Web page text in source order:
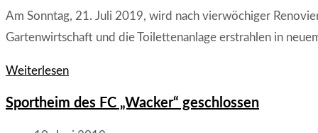
Am Sonntag, 21. Juli 2019, wird nach vierwöchiger
Gartenwirtschaft und die Toilettenanlage erstrahlen in
WeiterlesenNeueröffnung
Sportheim-
Sportheim des FC „Wacker“ geschlossen